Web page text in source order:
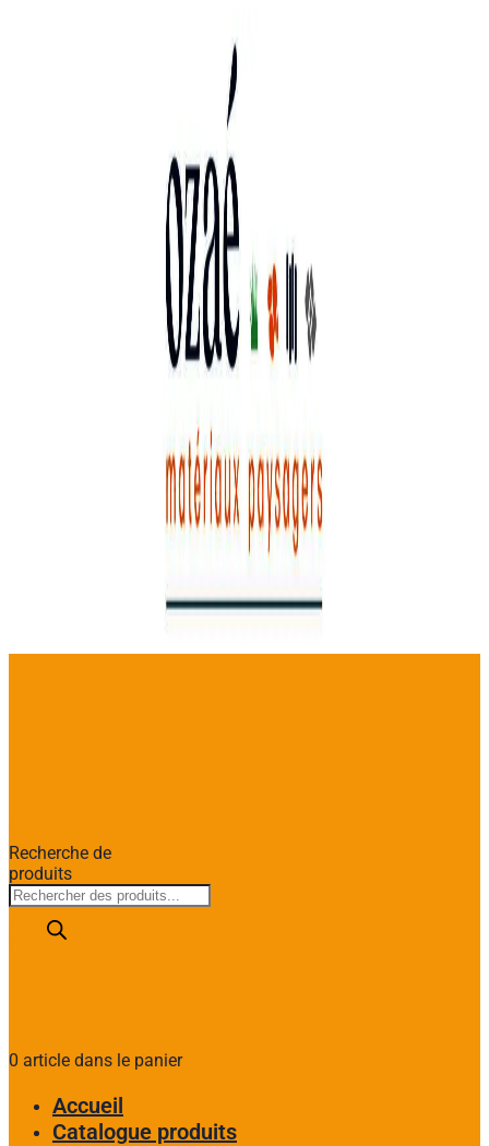
Recherche de
produits
0 article dans le panier
Accueil
Catalogue produits